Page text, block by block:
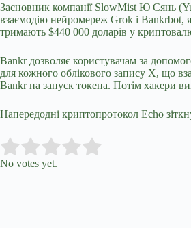
Засновник компанії SlowMist Ю Сянь (Yu
взаємодію нейромереж Grok і Bankrbot,
тримають $440 000 доларів у
Bankr дозволяє користувачам за
для кожного облікового запису X, що
Bankr на запуск токена. Потім хакери
Напередодні криптопротокол Echo
Rate this item:
No votes yet.